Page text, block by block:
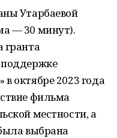
Утарбаевой
— 30 минут).
гранта
октябре 2023 года
фильма
местности, а
выбрана